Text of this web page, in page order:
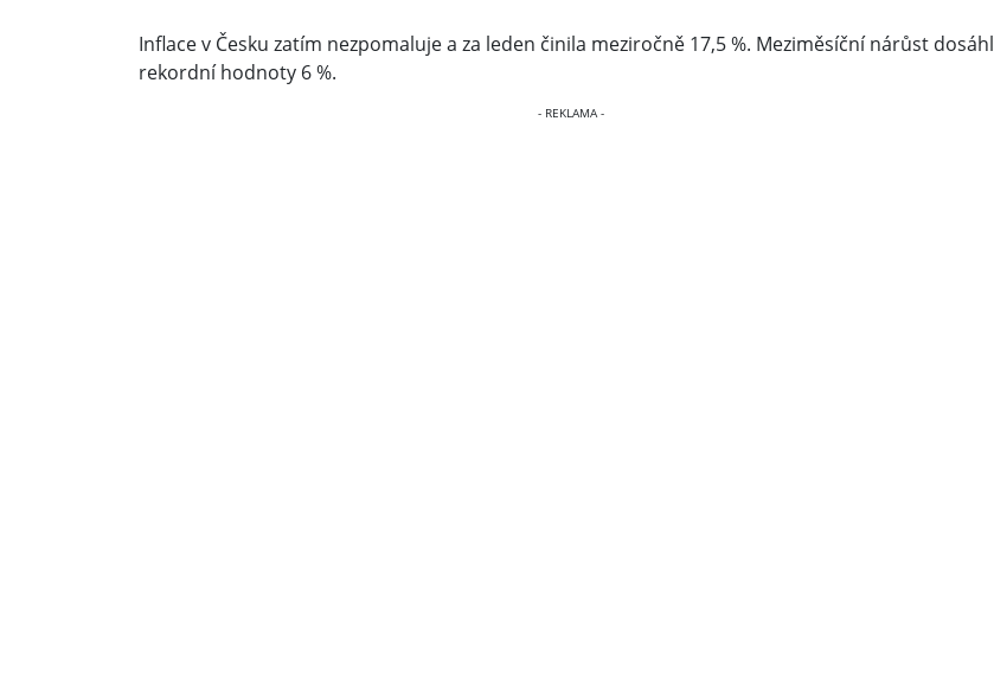
Inflace v Česku zatím nezpomaluje a za leden činila meziročně 17,5 %. Meziměsíční nárůst dosáhl
rekordní hodnoty 6 %.